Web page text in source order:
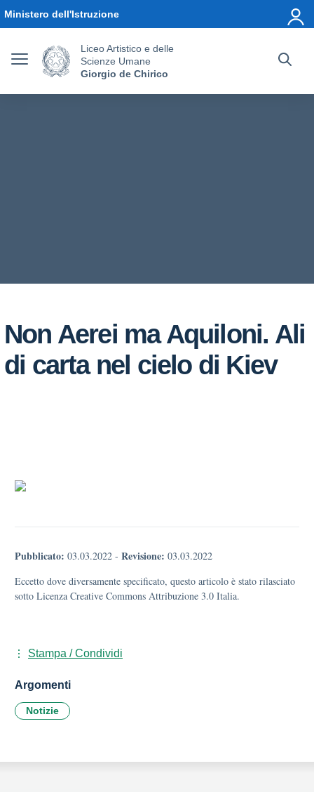
Ministero dell'Istruzione
Liceo Artistico e delle
Scienze Umane
Giorgio de Chirico
Non Aerei ma Aquiloni. Ali
di carta nel cielo di Kiev
Pubblicato: 03.03.2022 - Revisione: 03.03.2022
Eccetto dove diversamente specificato, questo articolo è stato rilasciato
sotto Licenza Creative Commons Attribuzione 3.0 Italia.
Stampa / Condividi
Argomenti
Notizie